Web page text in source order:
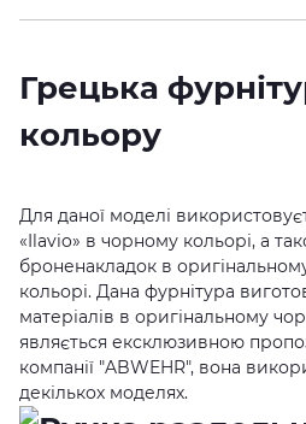
Грецька
кольору
Для даної моделі
«Ilavio» в чорному кольорі, а
броненакладок в
кольорі. Дана фурнітура
матеріалів в оригінальному
являється ексклюзивною
компанії "ABWEHR", вона
декількох моделях.